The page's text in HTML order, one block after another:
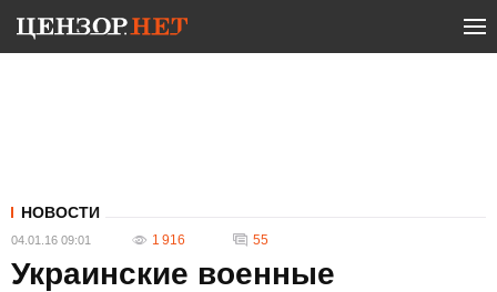
НОВОСТИ
04.01.16 09:01 1 916 55
Украинские военные